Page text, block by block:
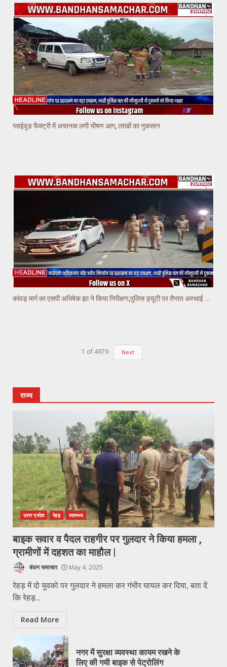
प्लाईवुड फैक्ट्री में अचानक लगी भीषण आग, लाखों का नुकसान
कांवड़ मार्ग का एसपी अभिषेक झा ने किया निरीक्षण,पुलिस ड्यूटी पर तैनात अस्थाई चौकियो का किया निरीक्षण
1 of 4979 Next
राज्य
उत्तर प्रदेश रेहड़ स्वास्थ्य
बाइक सवार व पैदल राहगीर पर गुलदार ने किया हमला ,
ग्रामीणों में दहशत का माहौल |
बंधन समाचार May 4, 2025
रेहड़ में दो युवको पर गुलदार ने हमला कर गंभीर घायल कर दिया, बता दें
कि रेहड़...
Read More
नगर में सुरक्षा व्यवस्था कायम रखने के
लिए की गयी बाइक से पेट्रोलिंग